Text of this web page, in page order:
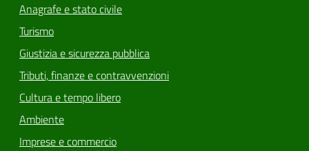
Anagrafe e stato civile
Turismo
Giustizia e sicurezza pubblica
Tributi, finanze e contravvenzioni
Cultura e tempo libero
Ambiente
Imprese e commercio